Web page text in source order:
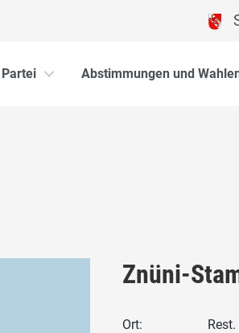
Partei Abstimmungen und
Znüni-
Ort: